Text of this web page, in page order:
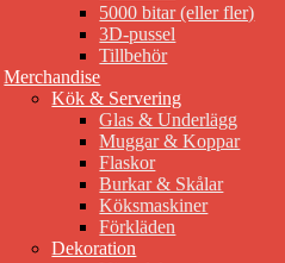
5000 bitar (eller fler)
3D-pussel
Tillbehör
Merchandise
Kök & Servering
Glas & Underlägg
Muggar & Koppar
Flaskor
Burkar & Skålar
Köksmaskiner
Förkläden
Dekoration